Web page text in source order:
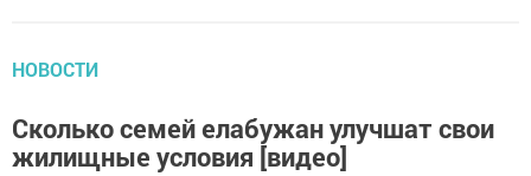
НОВОСТИ
Сколько семей елабужан улучшат свои
жилищные условия [видео]